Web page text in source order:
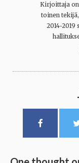
Kirjoittaja
toinen
2014-